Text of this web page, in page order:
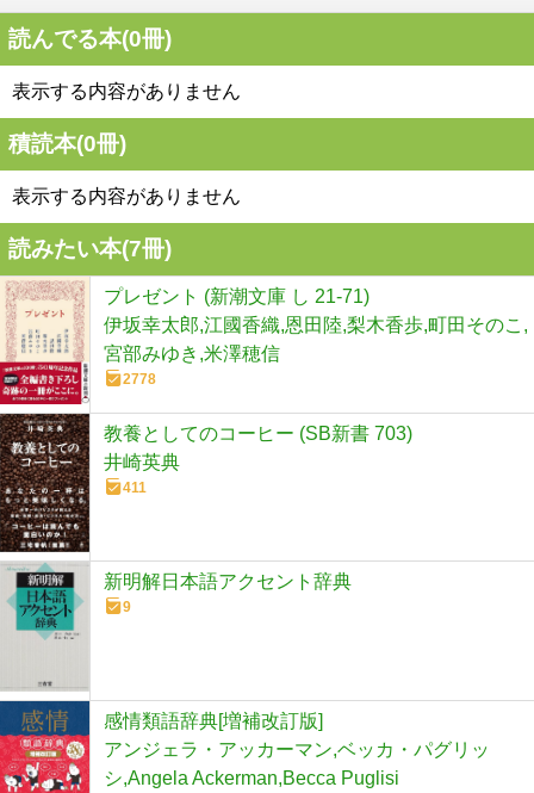
読んでる本(0冊)
表示する内容がありません
積読本(0冊)
表示する内容がありません
読みたい本(7冊)
プレゼント (新潮文庫 し 21-71)
伊坂幸太郎,江國香織,恩田陸,梨木香歩,町田そのこ,
宮部みゆき,米澤穂信
2778
教養としてのコーヒー (SB新書 703)
井崎英典
411
新明解日本語アクセント辞典
9
感情類語辞典[増補改訂版]
アンジェラ・アッカーマン,ベッカ・パグリッ
シ,Angela Ackerman,Becca Puglisi